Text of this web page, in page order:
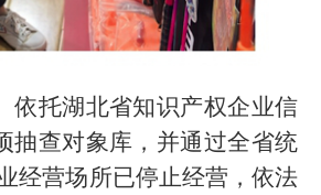
依托湖北省知识产权企业信
抽查对象库，并通过全省统
经营场所已停止经营，依法